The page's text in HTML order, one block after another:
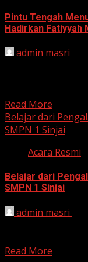
Pintu Tengah
Hadirkan Fatiyyah
admin masri
Read More
Belajar dari
SMPN 1 Sinjai
Acara Resmi
Belajar dari
SMPN 1 Sinjai
admin masri
Read More